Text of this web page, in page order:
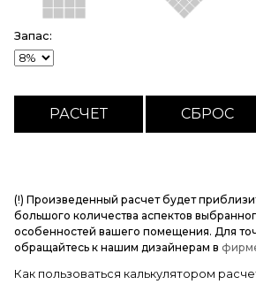
Запас:
(!) Произведенный расчет будет
большого количества аспектов
особенностей вашего помещения. Для
обращайтесь к нашим дизайнерам в
Как пользоваться калькулятором